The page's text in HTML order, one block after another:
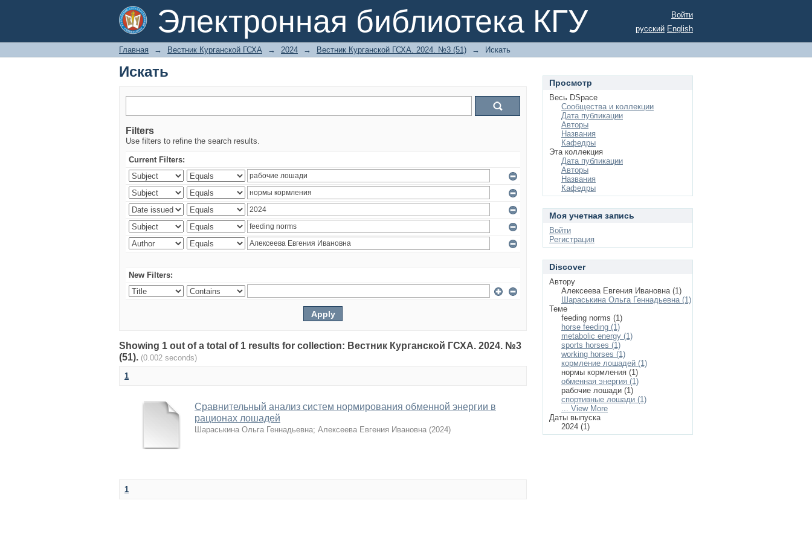
Электронная библиотека КГУ
Искать
Войти
русский English
Главная → Вестник Курганской ГСХА → 2024 → Вестник Курганской ГСХА. 2024. №3 (51) → Искать
Искать
Filters
Use filters to refine the search results.
Current Filters:
New Filters:
Showing 1 out of a total of 1 results for collection: Вестник Курганской ГСХА. 2024. №3
(51). (0.002 seconds)
1
Сравнительный анализ систем нормирования обменной энергии в
рационах лошадей
Шараськина Ольга Геннадьевна; Алексеева Евгения Ивановна (2024)
1
Просмотр
Весь DSpace
Сообщества и коллекции
Дата публикации
Авторы
Названия
Кафедры
Эта коллекция
Дата публикации
Авторы
Названия
Кафедры
Моя учетная запись
Войти
Регистрация
Discover
Автору
Алексеева Евгения Ивановна (1)
Шараськина Ольга Геннадьевна (1)
Теме
feeding norms (1)
horse feeding (1)
metabolic energy (1)
sports horses (1)
working horses (1)
кормление лошадей (1)
нормы кормления (1)
обменная энергия (1)
рабочие лошади (1)
спортивные лошади (1)
... View More
Даты выпуска
2024 (1)